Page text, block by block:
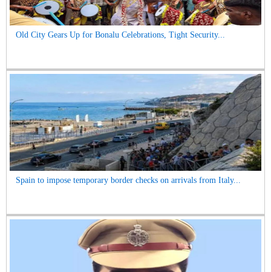
Old City Gears Up for Bonalu Celebrations, Tight Security...
Spain to impose temporary border checks on arrivals from Italy...